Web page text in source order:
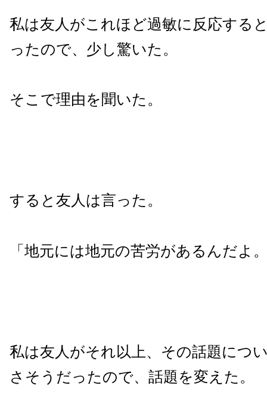
私は友人がこれほど過敏に反応する
ったので、少し驚いた。
そこで理由を聞いた。
すると友人は言った。
「地元には地元の苦労があるんだよ
私は友人がそれ以上、その話題につ
さそうだったので、話題を変えた。